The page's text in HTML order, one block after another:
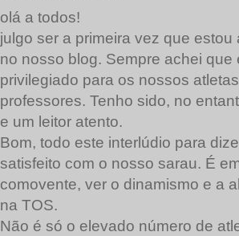
olá a todos!
julgo ser a primeira vez que
no nosso blog. Sempre achei que
privilegiado para os nossos
professores. Tenho sido, no
e um leitor atento.
Bom, todo este interlúdio para
satisfeito com o nosso sarau. É
comovente, ver o dinamismo e a
na TOS.
Não é só o elevado número de